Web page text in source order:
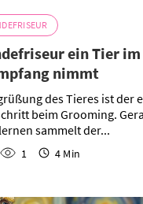
ein Tier
nimmt
des Tieres ist der
beim Grooming.
sammelt der...
1 4 Min